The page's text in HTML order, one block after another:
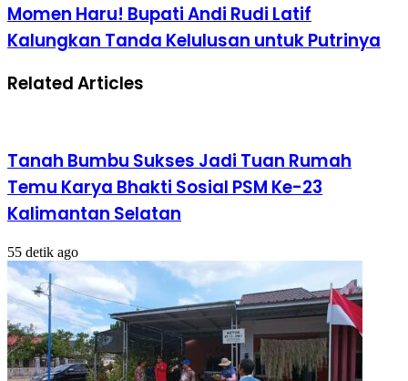
Momen Haru! Bupati Andi Rudi Latif
Kalungkan Tanda Kelulusan untuk Putrinya
Related Articles
Tanah Bumbu Sukses Jadi Tuan Rumah
Temu Karya Bhakti Sosial PSM Ke-23
Kalimantan Selatan
55 detik ago